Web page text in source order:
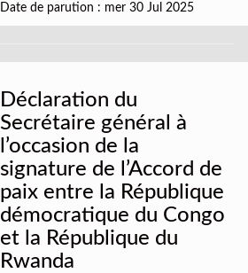
Date de parution : mer 30 Jul 2025
Déclaration du
Secrétaire général à
l’occasion de la
signature de l’Accord de
paix entre la République
démocratique du Congo
et la République du
Rwanda